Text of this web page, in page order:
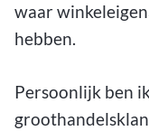
waar
hebben.
Persoonlijk ben